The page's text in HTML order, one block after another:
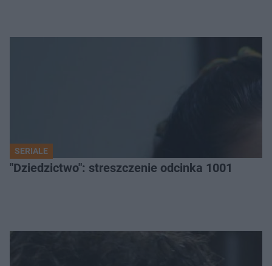
SERIALE
"Dziedzictwo": streszczenie odcinka 1001